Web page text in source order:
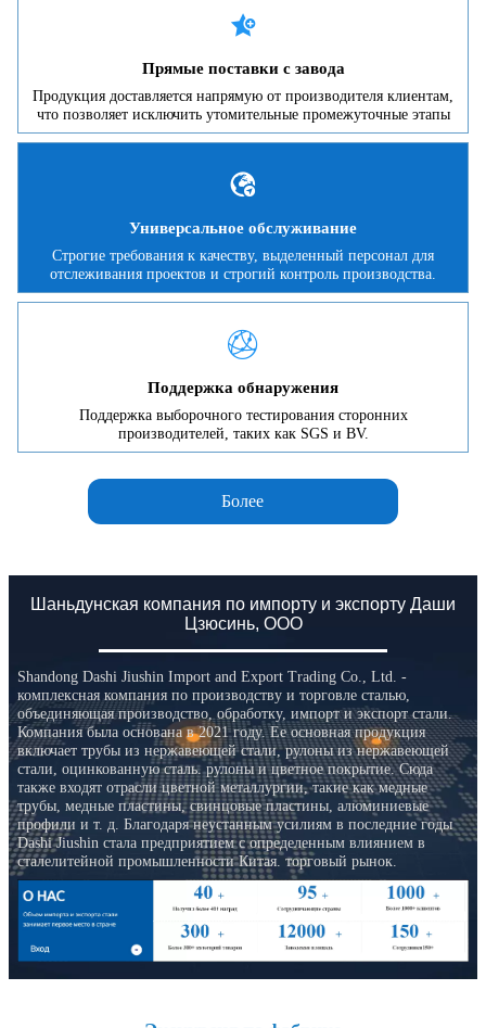

Прямые поставки с завода
Продукция доставляется напрямую от производителя клиентам,
что позволяет исключить утомительные промежуточные этапы

Универсальное обслуживание
Строгие требования к качеству, выделенный персонал для
отслеживания проектов и строгий контроль производства.

Поддержка обнаружения
Поддержка выборочного тестирования сторонних
производителей, таких как SGS и BV.
Более
Шаньдунская компания по импорту и экспорту Даши
Цзюсинь, ООО
Shandong Dashi Jiushin Import and Export Trading Co., Ltd. -
комплексная компания по производству и торговле сталью,
объединяющая производство, обработку, импорт и экспорт стали.
Компания была основана в 2021 году. Ее основная продукция
включает трубы из нержавеющей стали, рулоны из нержавеющей
стали, оцинкованную сталь. рулоны и цветное покрытие. Сюда
также входят отрасли цветной металлургии, такие как медные
трубы, медные пластины, свинцовые пластины, алюминиевые
профили и т. д. Благодаря неустанным усилиям в последние годы
Dashi Jiushin стала предприятием с определенным влиянием в
сталелитейной промышленности Китая. торговый рынок.